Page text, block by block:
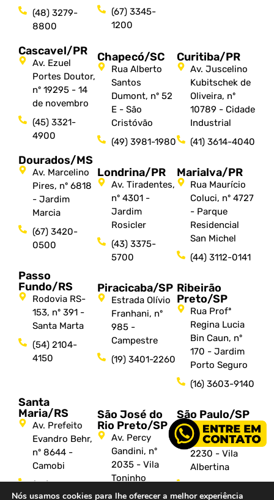
(48) 3279-
8800
(67) 3345-
1200
Cascavel/PR
Av. Ezuel
Portes Doutor,
nº 19295 - 14
de novembro
(45) 3321-
4900
Chapecó/SC
Rua Alberto
Santos
Dumont, nº 52
E - São
Cristóvão
(49) 3981-1980
Curitiba/PR
Av. Juscelino
Kubitschek de
Oliveira, nº
10789 - Cidade
Industrial
(41) 3614-4040
Dourados/MS
Av. Marcelino
Pires, nº 6818
- Jardim
Marcia
(67) 3420-
0500
Londrina/PR
Av. Tiradentes,
nº 4301 -
Jardim
Rosicler
(43) 3375-
5700
Marialva/PR
Rua Maurício
Coluci, nº 4727
- Parque
Residencial
San Michel
(44) 3112-0141
Passo
Fundo/RS
Rodovia RS-
153, nº 391 -
Santa Marta
(54) 2104-
4150
Piracicaba/SP
Estrada Olívio
Franhani, nº
985 -
Campestre
(19) 3401-2260
Ribeirão
Preto/SP
Rua Profª
Regina Lucia
Bin Caun, nº
170 - Jardim
Porto Seguro
(16) 3603-9140
Santa
Maria/RS
Av. Prefeito
Evandro Behr,
nº 8644 -
Camobi
(55) 3302-
São José do
Rio Preto/SP
Av. Percy
Gandini, nº
2035 - Vila
Toninho
(17) 3042-0771
São Paulo/SP
Av. Santa
Marina, nº
2230 - Vila
Albertina
Nós usamos cookies para lhe oferecer a melhor experiência